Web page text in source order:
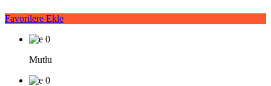
Favorilere Ekle
0
Mutlu
0